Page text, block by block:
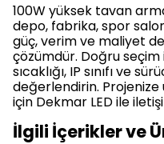
100W yüksek tavan
depo, fabrika, spor
güç, verim ve maliyet
çözümdür. Doğru
sıcaklığı, IP sınıfı ve
değerlendirin.
için Dekmar LED ile
İlgili İçerikler ve